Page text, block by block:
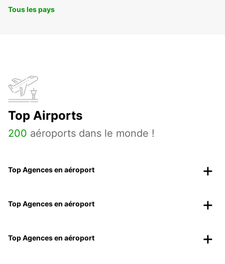
Tous les pays
Top Airports
200 aéroports dans le monde !
Top Agences en aéroport
Top Agences en aéroport
Top Agences en aéroport